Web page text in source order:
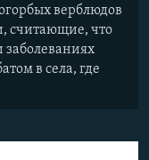
верблюдов
считающие, что
заболеваниях
в села, где